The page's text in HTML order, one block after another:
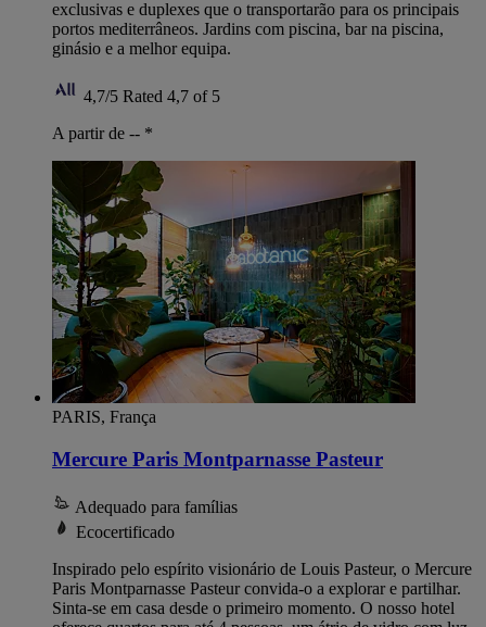
exclusivas e duplexes que o transportarão para os principais
portos mediterrâneos. Jardins com piscina, bar na piscina,
ginásio e a melhor equipa.
4,7/5 Rated 4,7 of 5
A partir de -- *
PARIS, França
Mercure Paris Montparnasse Pasteur
Adequado para famílias
Ecocertificado
Inspirado pelo espírito visionário de Louis Pasteur, o Mercure
Paris Montparnasse Pasteur convida-o a explorar e partilhar.
Sinta-se em casa desde o primeiro momento. O nosso hotel